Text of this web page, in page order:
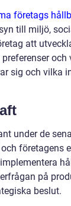
företags
till miljö,
att
och
sig och vilka
under de
företagens
på
beslut.